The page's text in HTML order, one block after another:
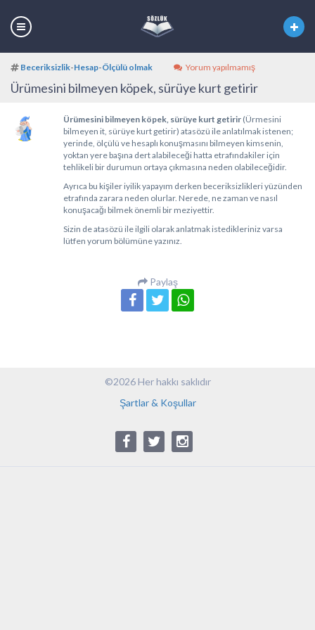
Beceriksizlik-Hesap-Ölçülü olmak Yorum yapılmamış
Ürümesini bilmeyen köpek, sürüye kurt getirir
Ürümesini bilmeyen köpek, sürüye kurt getirir(Ürmesini
bilmeyen it, sürüye kurt getirir) atasözü ile anlatılmak istenen;
yerinde, ölçülü ve hesaplı konuşmasını bilmeyen kimsenin,
yoktan yere başına dert alabileceği hatta etrafındakiler için
tehlikeli bir durumun ortaya çıkmasına neden olabileceğidir.
Ayrıca bu kişiler iyilik yapayım derken beceriksizlikleri yüzünden
etrafında zarara neden olurlar. Nerede, ne zaman ve nasıl
konuşacağı bilmek önemli bir meziyettir.
Sizin de atasözü ile ilgili olarak anlatmak istedikleriniz varsa
lütfen yorum bölümüne yazınız.
Paylaş
©2026 Her hakkı saklıdır
Şartlar & Koşullar